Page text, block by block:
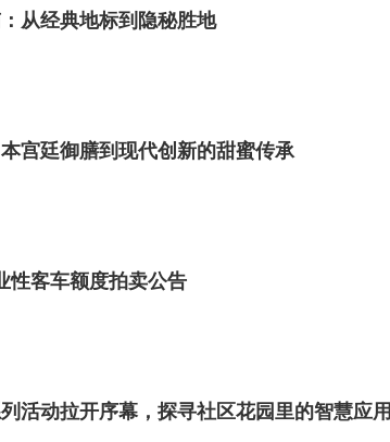
从经典地标到隐秘胜地
宫廷御膳到现代创新的甜蜜传承
性客车额度拍卖公告
活动拉开序幕，探寻社区花园里的智慧应用